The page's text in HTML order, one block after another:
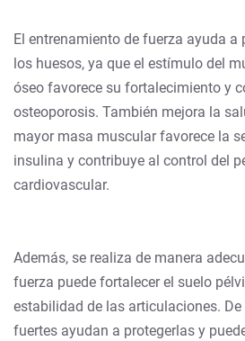
El entrenamiento de fuerza ayuda a
los huesos, ya que el estímulo del
óseo favorece su fortalecimiento y
osteoporosis. También mejora la
mayor masa muscular favorece la
insulina y contribuye al control del
cardiovascular.
Además, se realiza de manera
fuerza puede fortalecer el suelo
estabilidad de las articulaciones.
fuertes ayudan a protegerlas y